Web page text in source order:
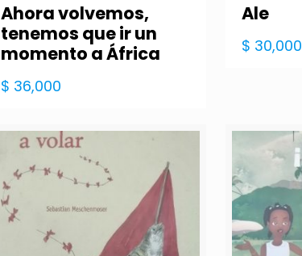
Ahora volvemos,
tenemos que ir un
momento a África
$ 36,000
Ale
$ 30,000